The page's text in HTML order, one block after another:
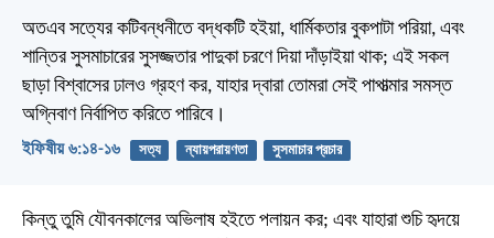
অতএব সত্যের কটিবন্ধনীতে বদ্ধকটি হইয়া, ধার্মিকতার বুকপাটা পরিয়া, এবং
শান্তির সুসমাচারের সুসজ্জতার পাদুকা চরণে দিয়া দাঁড়াইয়া থাক; এই সকল
ছাড়া বিশ্বাসের ঢালও গ্রহণ কর, যাহার দ্বারা তোমরা সেই পাপাত্মার সমস্ত
অগ্নিবাণ নির্বাপিত করিতে পারিবে।
ইফিষীয় ৬:১৪-১৬ সত্য ন্যায়পরায়ণতা সুসমাচার প্রচার
কিন্তু তুমি যৌবনকালের অভিলাষ হইতে পলায়ন কর; এবং যাহারা শুচি হৃদয়ে